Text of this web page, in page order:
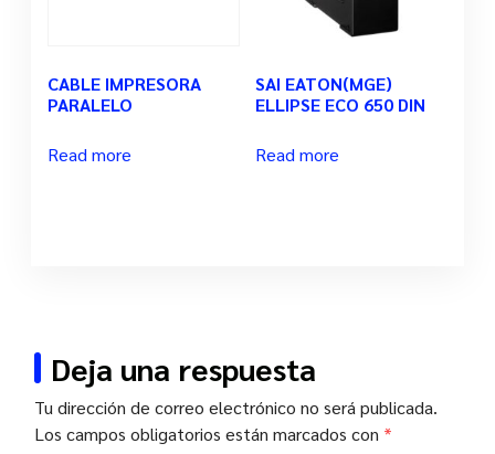
CABLE IMPRESORA
PARALELO
Read more
SAI EATON(MGE)
ELLIPSE ECO 650 DIN
Read more
Deja una respuesta
Tu dirección de correo electrónico no será publicada.
Los campos obligatorios están marcados con *